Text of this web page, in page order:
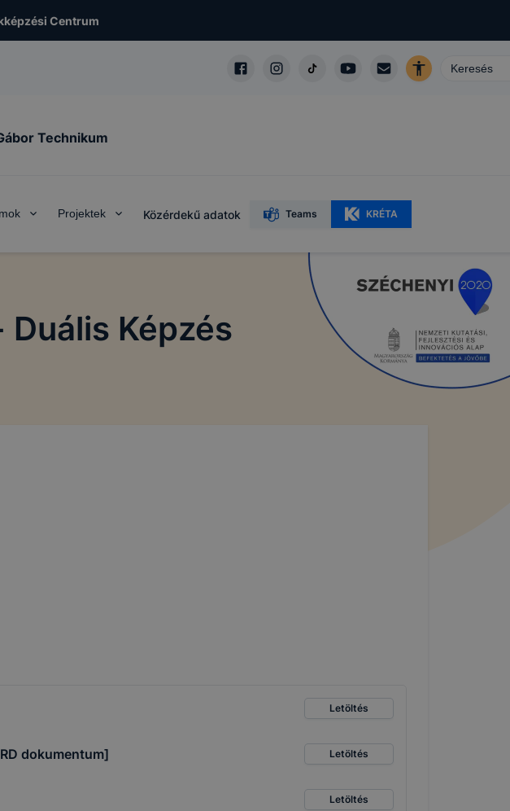
Centrum
Technikum
Projektek Közérdekű adatok Teams KRÉTA
Képzés
Letöltés
dokumentum] Letöltés
Letöltés